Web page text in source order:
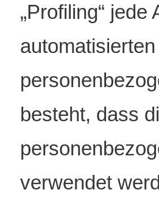
„Profiling“ jede
besteht, dass
verwendet